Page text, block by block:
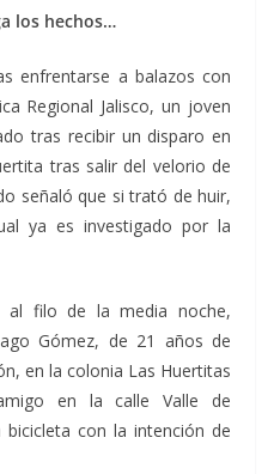
los hechos…
enfrentarse a balazos con
Regional Jalisco, un joven
tras recibir un disparo en
tras salir del velorio de
señaló que si trató de huir,
ya es investigado por la
al filo de la media noche,
Gómez, de 21 años de
en la colonia Las Huertitas
en la calle Valle de
con la intención de